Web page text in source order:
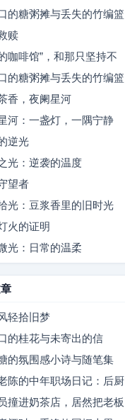
的糖粥摊与丢失的竹编篮
赎
咖啡馆”，和那只坚持不
的糖粥摊与丢失的竹编篮
香，夜阑星河
河：一盏灯，一隅宁静
逆光
光：逆袭的温度
望者
光：豆浆香里的旧时光
火的证明
光：日常的温柔
轻拾旧梦
的桂花与未寄出的信
的氛围感小诗与随笔集
陈的中年职场日记：后厨
撞进奶茶店，居然把老板